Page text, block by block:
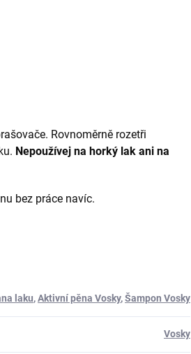
Rovnoměrně rozetři
Nepoužívej na horký lak ani na
bez práce navíc.
laku,Aktivní pěna Vosky,Šampon Vosky
Vosky